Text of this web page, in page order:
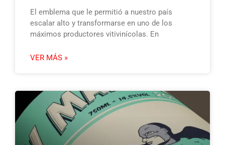
El emblema que le permitió a nuestro país
escalar alto y transformarse en uno de los
máximos productores vitivinícolas. En
VER MÁS »